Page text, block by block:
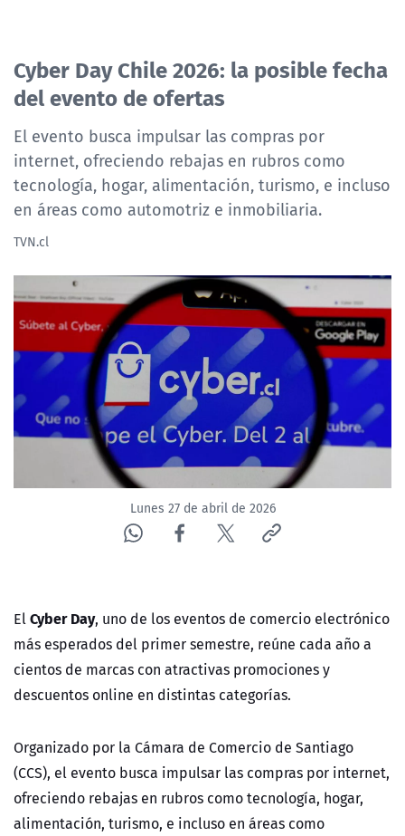
Cyber Day Chile 2026: la posible fecha
del evento de ofertas
El evento busca impulsar las compras por
internet, ofreciendo rebajas en rubros como
tecnología, hogar, alimentación, turismo, e incluso
en áreas como automotriz e inmobiliaria.
TVN.cl
Lunes 27 de abril de 2026
ElCyber Day, uno de los eventos de comercio electrónico
más esperados del primer semestre, reúne cada año a
cientos de marcas con atractivas promociones y
descuentos online en distintas categorías.
Organizado por la Cámara de Comercio de Santiago
(CCS), el evento busca impulsar las compras por internet,
ofreciendo rebajas en rubros como tecnología, hogar,
alimentación, turismo, e incluso en áreas como